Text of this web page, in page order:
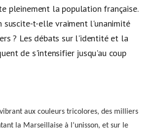
pleinement la population française.
suscite-t-elle vraiment l'unanimité
? Les débats sur l'identité et la
de s'intensifier jusqu'au coup
aux couleurs tricolores, des milliers
la Marseillaise à l’unisson, et sur le